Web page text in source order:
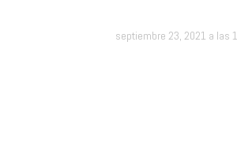
septiembre 23, 2021 a las